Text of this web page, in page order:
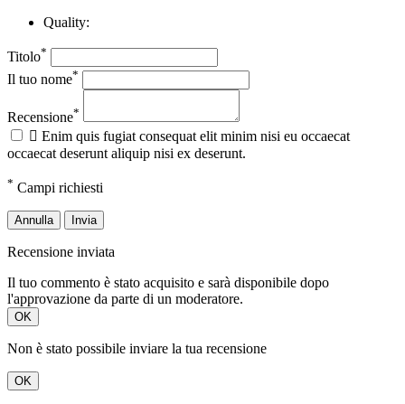
Quality:
Titolo*
Il tuo nome*
Recensione*
 Enim quis fugiat consequat elit minim nisi eu occaecat
occaecat deserunt aliquip nisi ex deserunt.
* Campi richiesti
Annulla Invia
Recensione inviata
Il tuo commento è stato acquisito e sarà disponibile dopo
l'approvazione da parte di un moderatore.
OK
Non è stato possibile inviare la tua recensione
OK